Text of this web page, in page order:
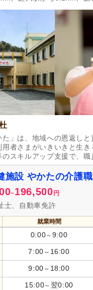
14日以内
ード対応(40,497)
ほぼなし(462,784)
のみ可(18,192)
勤務相談可(45,738)
日から可 (26,460)
勤務可
者研修（旧ヘルパー2級）
症ケア専門士 (506)
福祉主事任用(6,615)
援専門員（ケアマネジャー）
療法士(14,097)
師
車免許 (135,679)
た」は、地域への恩返し
者さまがいきいきと生
スキルアップ支援で、職
施設 やかたの介護
~196,500 円
士、自動車免許
就業時間
0:00～ 9:00
7:00 ～ 16:00
9:00 ～ 18:00
15:00～ 翌0:00